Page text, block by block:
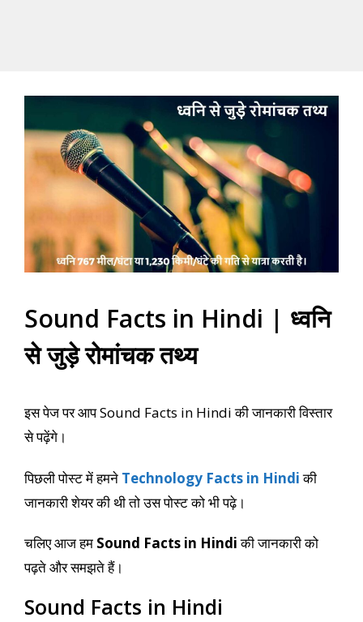
Sound Facts in Hindi | ध्वनि
से जुड़े रोमांचक तथ्य
इस पेज पर आपSound Facts in Hindi की जानकारी विस्तार
से पढ़ेंगे।
पिछली पोस्ट में हमने Technology Facts in Hindiकी
जानकारी शेयर की थी तो उस पोस्ट को भी पढ़े।
चलिए आज हम Sound Facts in Hindiकी जानकारी को
पढ़ते और समझते हैं।
Sound Facts in Hindi